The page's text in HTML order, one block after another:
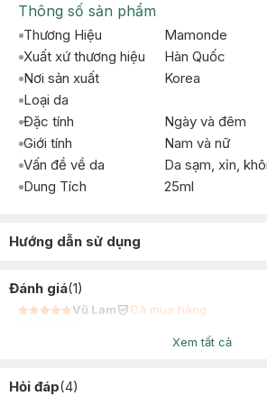
Thông số sản phẩm
Thương Hiệu
Mamonde
Xuất xứ thương hiệu
Hàn Quốc
Nơi sản xuất
Korea
Loại da
Đặc tính
Ngày và đêm
Giới tính
Nam và nữ
Vấn đề về da
Da sạm, xỉn,
Dung Tích
25ml
Hướng dẫn sử dụng
Đánh giá(1)
Vũ Lam
Đã mua hàng
Xem tất cả
Hỏi đáp(4)